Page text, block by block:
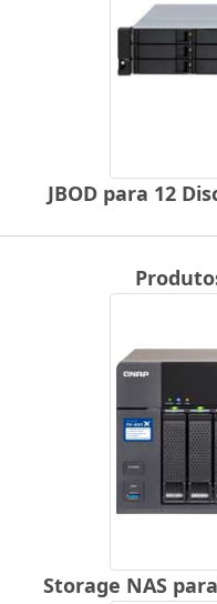
JBOD para 12
Storage NAS